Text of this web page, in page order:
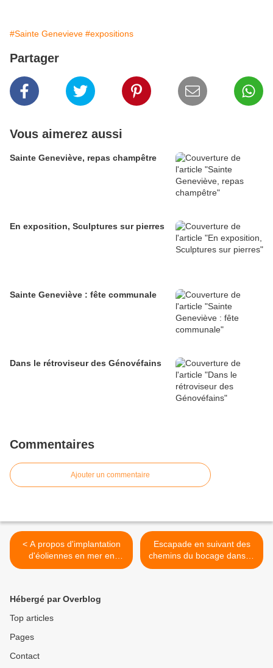
#Sainte Genevieve #expositions
Partager
Vous aimerez aussi
Sainte Geneviève, repas champêtre
En exposition, Sculptures sur pierres
Sainte Geneviève : fête communale
Dans le rétroviseur des Génovéfains
Commentaires
Ajouter un commentaire
< A propos d'implantation
d'éoliennes en mer en
Normandie
Escapade en suivant des
chemins du bocage dans le
Val de Saire >
Hébergé par Overblog
Top articles
Pages
Contact